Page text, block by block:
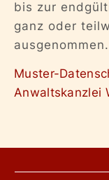
bis zur
ganz oder
ausgenommen.
Muster-
Anwaltskanzlei